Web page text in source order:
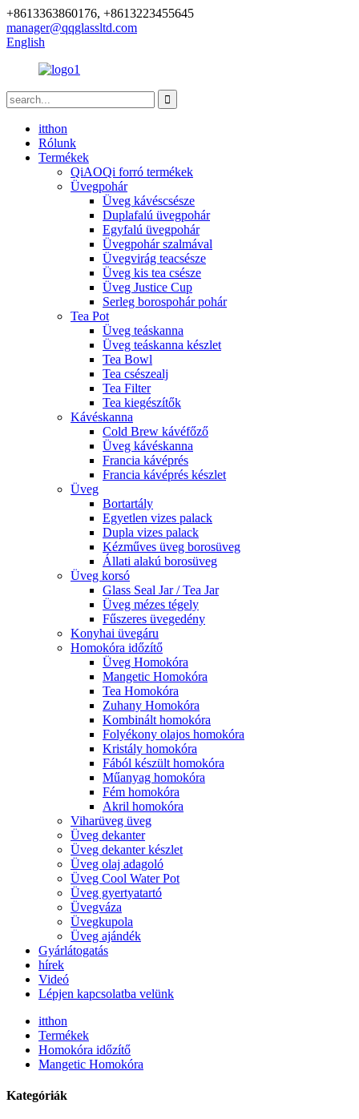
+8613363860176, +8613223455645
manager@qqglassltd.com
English
itthon
Rólunk
Termékek
QiAOQi forró termékek
Üvegpohár
Üveg kávéscsésze
Duplafalú üvegpohár
Egyfalú üvegpohár
Üvegpohár szalmával
Üvegvirág teacsésze
Üveg kis tea csésze
Üveg Justice Cup
Serleg borospohár pohár
Tea Pot
Üveg teáskanna
Üveg teáskanna készlet
Tea Bowl
Tea csészealj
Tea Filter
Tea kiegészítők
Kávéskanna
Cold Brew kávéfőző
Üveg kávéskanna
Francia kávéprés
Francia kávéprés készlet
Üveg
Bortartály
Egyetlen vizes palack
Dupla vizes palack
Kézműves üveg borosüveg
Állati alakú borosüveg
Üveg korsó
Glass Seal Jar / Tea Jar
Üveg mézes tégely
Fűszeres üvegedény
Konyhai üvegáru
Homokóra időzítő
Üveg Homokóra
Mangetic Homokóra
Tea Homokóra
Zuhany Homokóra
Kombinált homokóra
Folyékony olajos homokóra
Kristály homokóra
Fából készült homokóra
Műanyag homokóra
Fém homokóra
Akril homokóra
Viharüveg üveg
Üveg dekanter
Üveg dekanter készlet
Üveg olaj adagoló
Üveg Cool Water Pot
Üveg gyertyatartó
Üvegváza
Üvegkupola
Üveg ajándék
Gyárlátogatás
hírek
Videó
Lépjen kapcsolatba velünk
itthon
Termékek
Homokóra időzítő
Mangetic Homokóra
Kategóriák